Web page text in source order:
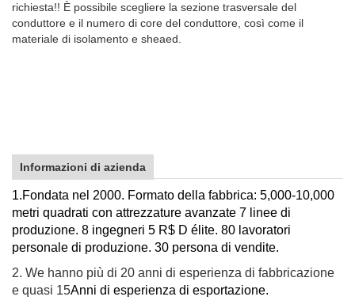
richiesta!! È possibile scegliere la sezione trasversale del
conduttore e il numero di core del conduttore, così come il
materiale di isolamento e sheaed.
Informazioni di azienda
1.Fondata nel 2000. Formato della fabbrica: 5,000-10,000
metri quadrati con attrezzature avanzate 7 linee di
produzione. 8 ingegneri 5 R$ D élite. 80 lavoratori
personale di produzione. 30 persona di vendite.
2. We hanno più di 20 anni di esperienza di fabbricazione
e quasi 15Anni di esperienza di esportazione.